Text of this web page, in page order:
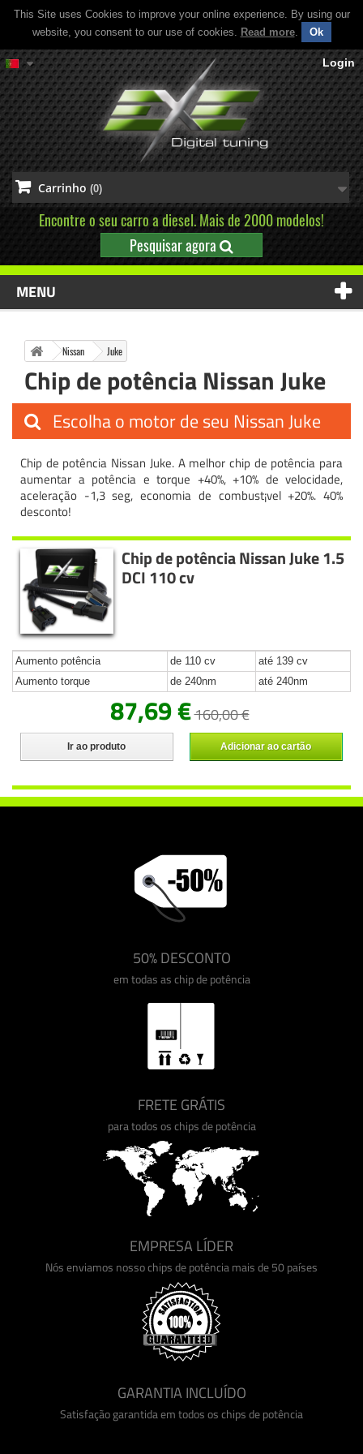
This Site uses Cookies to improve your online experience. By using our
website, you consent to our use of cookies. Read more. Ok
Login
Carrinho (0)
Encontre o seu carro a diesel. Mais de 2000 modelos!
Pesquisar agora
MENU
Nissan Juke
Chip de potência Nissan Juke
Escolha o motor de seu Nissan Juke
Chip de potência Nissan Juke. A melhor chip de potência para
aumentar a potência e torque +40%, +10% de velocidade,
aceleração -1,3 seg, economia de combust¡vel +20%. 40%
desconto!
Chip de potência Nissan Juke 1.5
DCI 110 cv
Aumento potência de 110 cv
até 139 cv
Aumento torque
de 240nm até 240nm
87,69 €160,00 €
Ir ao produto Adicionar ao cartão
50% DESCONTO
em todas as chip de potência
FRETE GRÁTIS
para todos os chips de potência
EMPRESA LÍDER
Nós enviamos nosso chips de potência mais de 50 países
GARANTIA INCLUÍDO
Satisfação garantida em todos os chips de potência